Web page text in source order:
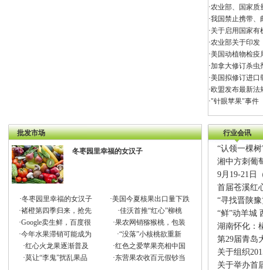
·农业部、国家
·我国禁止携带
·关于启用国家
·农业部关于印
·美国动植物检
·加拿大修订杀
·美国拟修订进
·欧盟发布最新
·"针眼苹果"事件
批发市场
冬枣园里幸福的女汉子
·冬枣园里幸福的女汉子 ·美国今夏核果出口量下跌
·褚橙第四季归来，抢先 ·佳沃首推“红心”柳桃
·Google卖生鲜，百度很 ·果农网销猕猴桃，包装
·今年水果滞销可能成为 ·“没落”小核桃欲重新
·红心火龙果逐渐普及 ·红色之爱苹果亮相中国
·莫让“李鬼”扰乱果品 ·东营果农收百元假钞当
行业会讯
“认领一棵
湘中方刺葡
9月19-21日
首届苍溪红
“寻找晋陕
“鲜”动羊城
湖南怀化：
第29届青岛
关于组织
关于举办首